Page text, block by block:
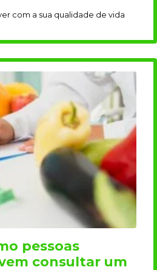
com a sua qualidade de vida
pessoas
consultar um